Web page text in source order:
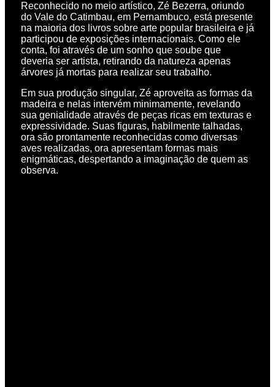
Reconhecido no meio artístico, Zé Bezerra, oriundo
do Vale do Catimbau, em Pernambuco, está presente
na maioria dos livros sobre arte popular brasileira e já
participou de exposições internacionais. Como ele
conta, foi através de um sonho que soube que
deveria ser artista, retirando da natureza apenas
árvores já mortas para realizar seu trabalho.
Em sua produção singular, Zé aproveita as formas da
madeira e nelas intervém minimamente, revelando
sua genialidade através de peças ricas em texturas e
expressividade. Suas figuras, habilmente talhadas,
ora são prontamente reconhecidas como diversas
aves realizadas, ora apresentam formas mais
enigmáticas, despertando a imaginação de quem as
observa.